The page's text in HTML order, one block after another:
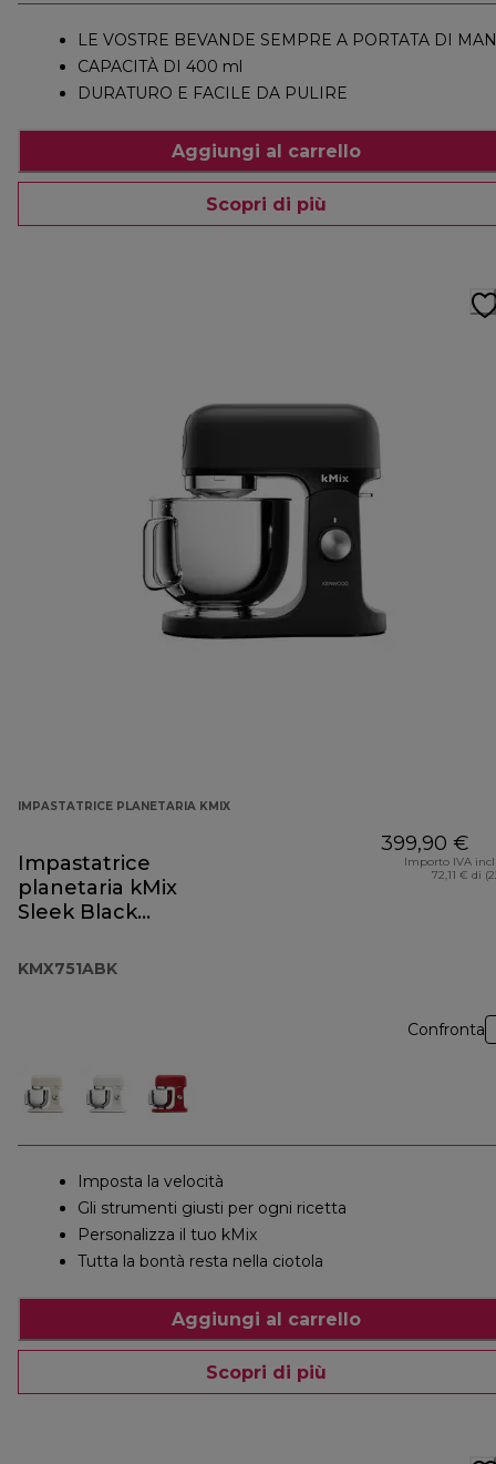
LE VOSTRE BEVANDE SEMPRE A PORTATA DI
CAPACITÀ DI 400 ml
DURATURO E FACILE DA PULIRE
Aggiungi al carrello
Scopri di più
IMPASTATRICE PLANETARIA KMIX
Impastatrice
planetaria kMix
Sleek Black
KMX751ABK
399,90 €
Importo IVA
72,11 € di
Confronta
Imposta la velocità
Gli strumenti giusti per ogni ricetta
Personalizza il tuo kMix
Tutta la bontà resta nella ciotola
Aggiungi al carrello
Scopri di più